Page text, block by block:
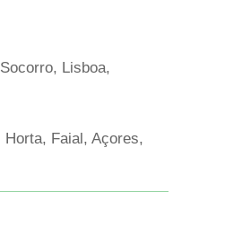
Lisboa,
Horta, Faial, Açores,